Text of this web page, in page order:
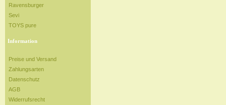
Ravensburger
Sevi
TOYS pure
Information
Preise und Versand
Zahlungsarten
Datenschutz
AGB
Widerrufsrecht